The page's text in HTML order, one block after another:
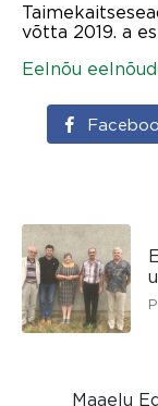
võtta 2019. a
Eelnõu
Maaelu